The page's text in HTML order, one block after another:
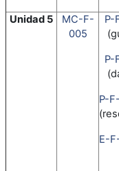
Unidad 5
MC-F-
005
P-
P-
P-
E-